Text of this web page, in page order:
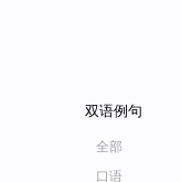
双语例句
全部
口语